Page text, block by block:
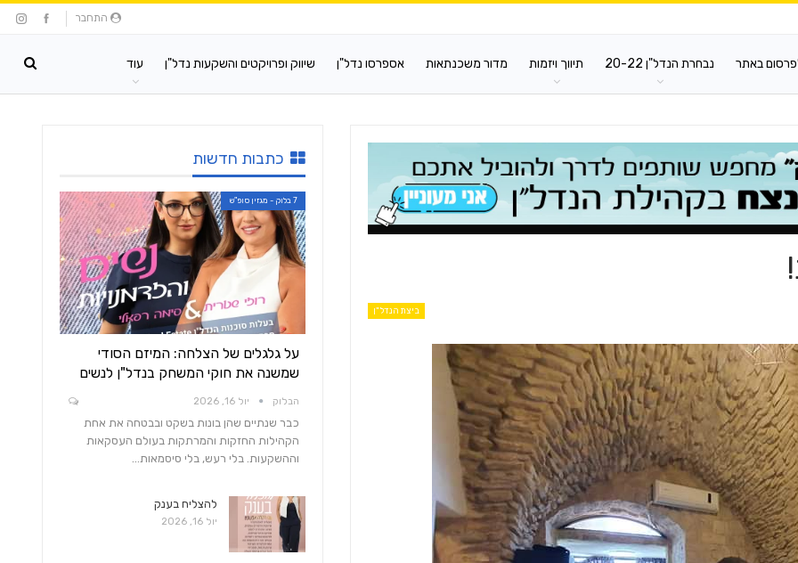
התחבר
באתר נבחרת הנדל"ן 20-22 תיווך ויזמות מדור משכנתאות אספרסו נדל"ן שיווק ופרויקטים והשקעות נדל"ן עוד
ביצת הנדל"ן
כתבות חדשות
7 בלוק - מגזין סופ"ש
על גלגלים של הצלחה: המיזם הסודי
שמשנה את חוקי המשחק בנדל"ן לנשים
הבלוק יול 16, 2026
כבר שנתיים שהן בונות בשקט ובבטחה את אחת
הקהילות החזקות והמרתקות בעולם העסקאות
וההשקעות. בלי רעש, בלי סיסמאות…
להצליח בענק
יול 16, 2026